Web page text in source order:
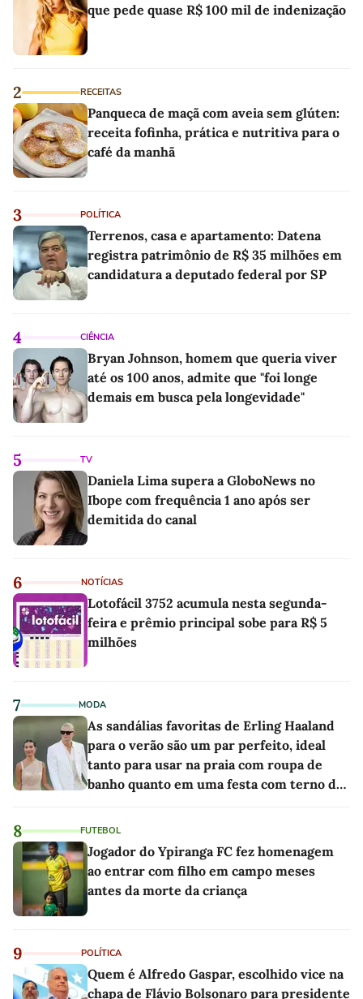
que pede quase R$ 100 mil de indenização
2 RECEITAS
Panqueca de maçã com aveia sem glúten:
receita fofinha, prática e nutritiva para o
café da manhã
3 POLÍTICA
Terrenos, casa e apartamento: Datena
registra patrimônio de R$ 35 milhões em
candidatura a deputado federal por SP
4 CIÊNCIA
Bryan Johnson, homem que queria viver
até os 100 anos, admite que "foi longe
demais em busca pela longevidade"
5 TV
Daniela Lima supera a GloboNews no
Ibope com frequência 1 ano após ser
demitida do canal
6 NOTÍCIAS
Lotofácil 3752 acumula nesta segunda-
feira e prêmio principal sobe para R$ 5
milhões
7 MODA
As sandálias favoritas de Erling Haaland
para o verão são um par perfeito, ideal
tanto para usar na praia com roupa de
banho quanto em uma festa com terno de
8 FUTEBOL
Jogador do Ypiranga FC fez homenagem
ao entrar com filho em campo meses
antes da morte da criança
9 POLÍTICA
Quem é Alfredo Gaspar, escolhido vice na
chapa de Flávio Bolsonaro para presidente